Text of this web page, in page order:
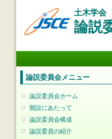
土木学会
論説
論説委員会メニュー
論説委員会ホーム
開設にあたって
論説委員会構成
論説委員の紹介